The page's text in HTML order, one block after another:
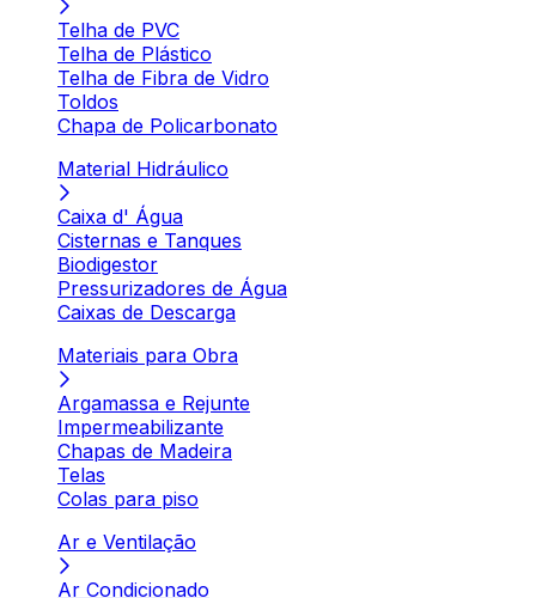
Telha de PVC
Telha de Plástico
Telha de Fibra de Vidro
Toldos
Chapa de Policarbonato
Material Hidráulico
Caixa d' Água
Cisternas e Tanques
Biodigestor
Pressurizadores de Água
Caixas de Descarga
Materiais para Obra
Argamassa e Rejunte
Impermeabilizante
Chapas de Madeira
Telas
Colas para piso
Ar e Ventilação
Ar Condicionado